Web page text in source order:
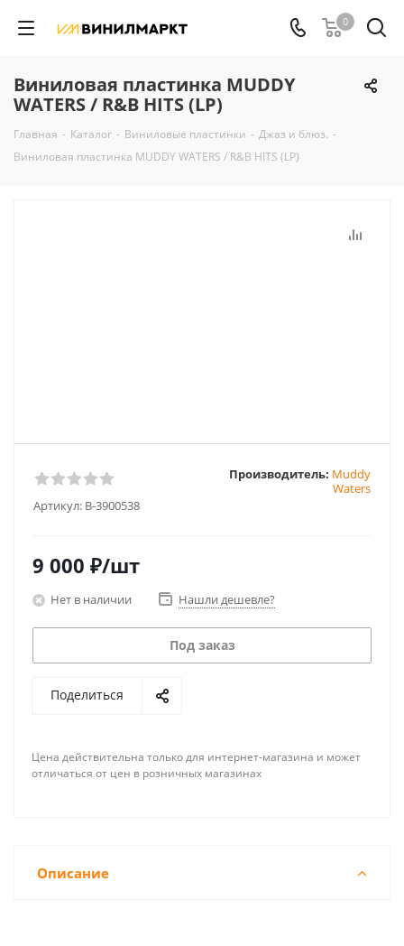
0
Виниловая пластинка MUDDY
WATERS / R&B HITS (LP)
Главная - Каталог - Виниловые пластинки - Джаз и блюз. -
Виниловая пластинка MUDDY WATERS / R&B HITS (LP)
Артикул: B-3900538
Производитель: Muddy
Waters
9 000 ₽/шт
Нет в наличии Нашли дешевле?
Под заказ
Поделиться
Цена действительна только для интернет-магазина и может
отличаться от цен в розничных магазинах
Описание